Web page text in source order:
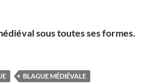
sous toutes ses formes.
BLAGUE MÉDIÉVALE